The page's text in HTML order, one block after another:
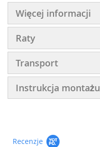
Więcej informacji
Raty
Transport
Instrukcja montażu
Recenzje